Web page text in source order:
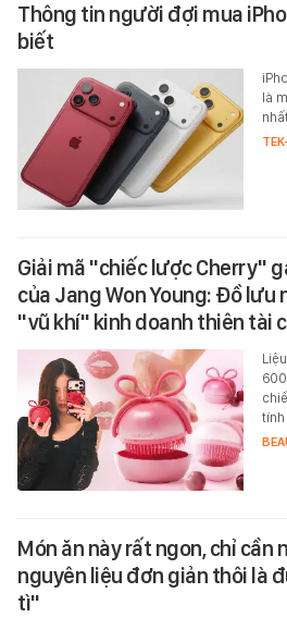
Thông tin người đợi mua
biết
là
Giải mã "chiếc lược Cherry"
của Jang Won Young: Đồ lưu
"vũ khí" kinh doanh thiên tài
Món ăn này rất ngon, chỉ cần
nguyên liệu đơn giản thôi là
tì"